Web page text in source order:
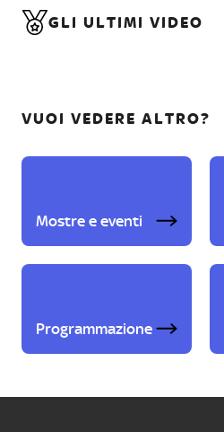
GLI ULTIMI VIDEO
VUOI VEDERE ALTRO?
Mostre e eventi
Programmazione